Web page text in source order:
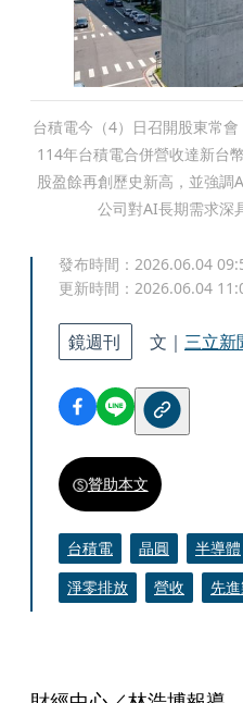
台積電今（4）日召開股東常
114年台積電合併營收達新台
股盈餘再創歷史新高，並強
公司對AI長期需求深
發布時間： 2026.06.04
更新時間： 2026.06.04
鏡週刊 文｜ 三立新
贊助本文
台積電 晶圓 半導體
淨零排放
營收 先